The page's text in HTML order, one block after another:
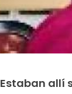
Estaban allí